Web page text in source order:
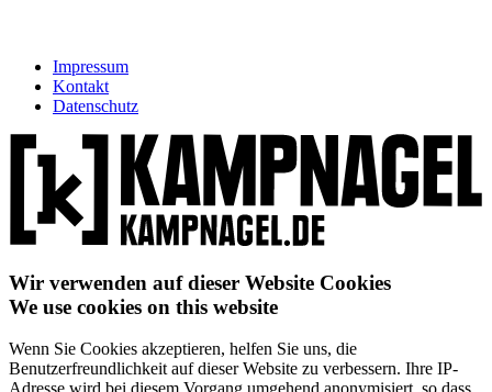
Impressum
Kontakt
Datenschutz
Wir verwenden auf dieser Website Cookies
We use cookies on this website
Wenn Sie Cookies akzeptieren, helfen Sie uns, die
Benutzerfreundlichkeit auf dieser Website zu verbessern. Ihre IP-